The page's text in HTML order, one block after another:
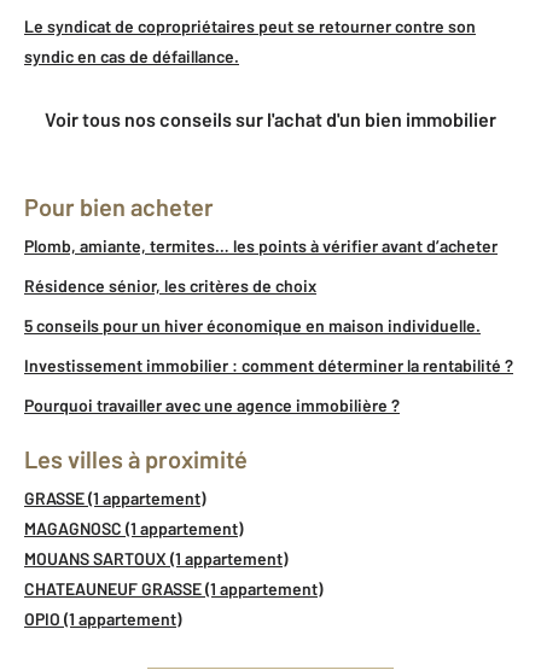
Le syndicat de copropriétaires peut se retourner contre son
syndic en cas de défaillance.
Voir tous nos conseils sur l'achat d'un bien immobilier
Pour bien acheter
Plomb, amiante, termites… les points à vérifier avant d’acheter
Résidence sénior, les critères de choix
5 conseils pour un hiver économique en maison individuelle.
Investissement immobilier : comment déterminer la rentabilité ?
Pourquoi travailler avec une agence immobilière ?
Les villes à proximité
GRASSE (1 appartement)
MAGAGNOSC (1 appartement)
MOUANS SARTOUX (1 appartement)
CHATEAUNEUF GRASSE (1 appartement)
OPIO (1 appartement)